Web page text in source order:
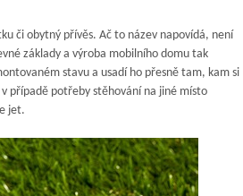
či obytný přívěs. Ač to název napovídá, není
základy a výroba mobilního domu tak
stavu a usadí ho přesně tam, kam si
případě potřeby stěhování na jiné místo
jet.